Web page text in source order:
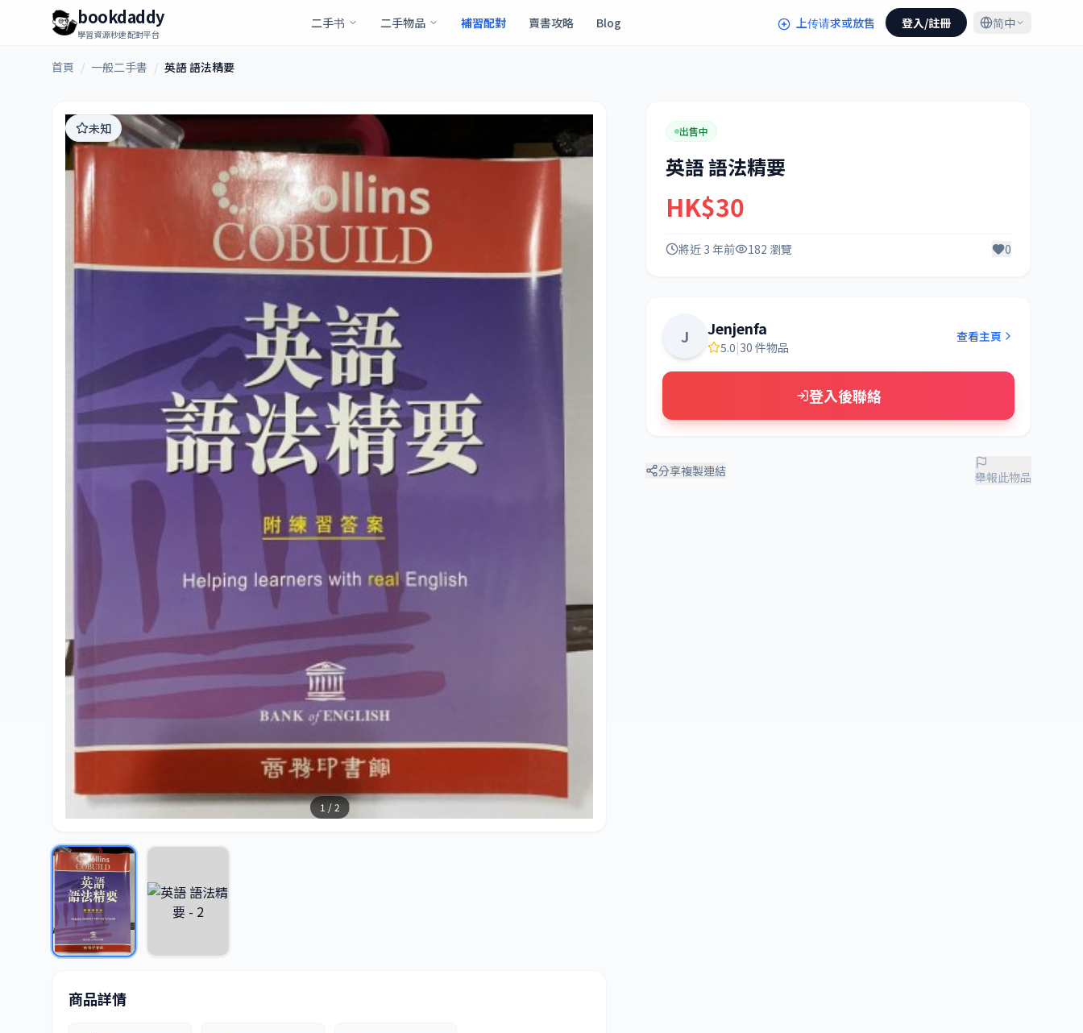
bookdaddy
學習資源秒速配對平台
二手书 二手物品 補習配對 賣書攻略 Blog 上传请求或放售 登入/註冊 简中
首頁 / 一般二手書 / 英語 語法精要
1 / 2
未知
商品詳情
出售中
英語 語法精要
HK$30
將近 3 年前 182 瀏覽 0
J Jenjenfa
5.0|30 件物品
查看主頁
登入後聯絡
分享複製連結 舉報此物品